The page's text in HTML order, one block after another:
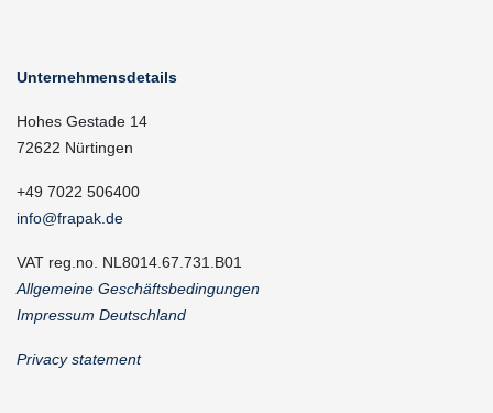
Unternehmensdetails
Hohes Gestade 14
72622 Nürtingen
+49 7022 506400
info@frapak.de
VAT reg.no. NL8014.67.731.B01
Allgemeine Geschäftsbedingungen
Impressum Deutschland
Privacy statement